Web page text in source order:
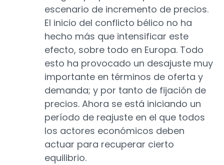
escenario de incremento de precios.
El inicio del conflicto bélico no ha
hecho más que intensificar este
efecto, sobre todo en Europa. Todo
esto ha provocado un desajuste muy
importante en términos de oferta y
demanda; y por tanto de fijación de
precios. Ahora se está iniciando un
período de reajuste en el que todos
los actores económicos deben
actuar para recuperar cierto
equilibrio.